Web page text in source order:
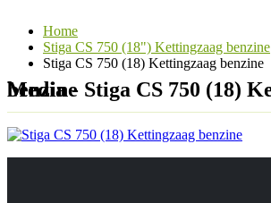
Home
Stiga CS 750 (18") Kettingzaag benzine
Stiga CS 750 (18) Kettingzaag benzine
Media - Stiga CS 750 (18) Kettingzaag benzine